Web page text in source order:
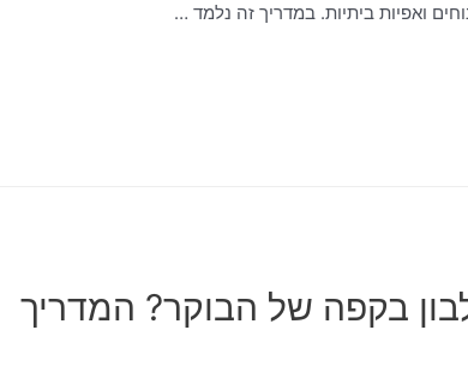
ואפיות ביתיות. במדריך זה נלמד …
בקפה של הבוקר? המדריך